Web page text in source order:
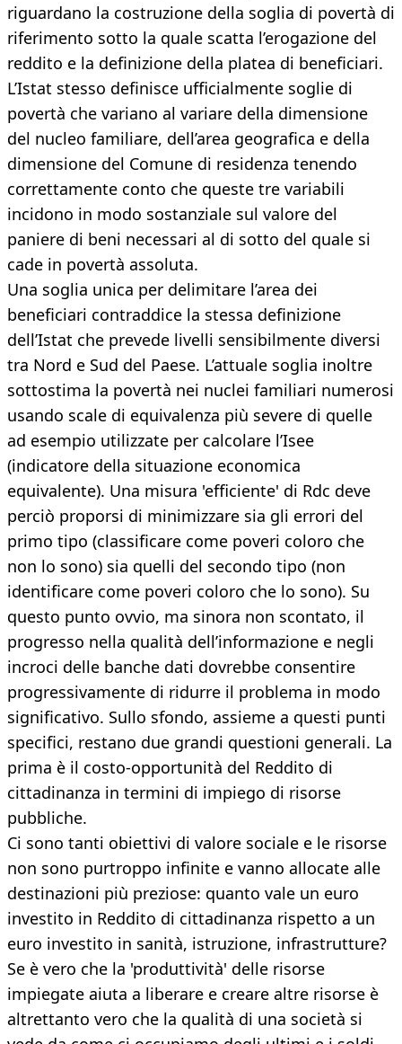
riguardano la costruzione della soglia di povertà di
riferimento sotto la quale scatta l’erogazione del
reddito e la definizione della platea di beneficiari.
L’Istat stesso definisce ufficialmente soglie di
povertà che variano al variare della dimensione
del nucleo familiare, dell’area geografica e della
dimensione del Comune di residenza tenendo
correttamente conto che queste tre variabili
incidono in modo sostanziale sul valore del
paniere di beni necessari al di sotto del quale si
cade in povertà assoluta.
Una soglia unica per delimitare l’area dei
beneficiari contraddice la stessa definizione
dell’Istat che prevede livelli sensibilmente diversi
tra Nord e Sud del Paese. L’attuale soglia inoltre
sottostima la povertà nei nuclei familiari numerosi
usando scale di equivalenza più severe di quelle
ad esempio utilizzate per calcolare l’Isee
(indicatore della situazione economica
equivalente). Una misura 'efficiente' di Rdc deve
perciò proporsi di minimizzare sia gli errori del
primo tipo (classificare come poveri coloro che
non lo sono) sia quelli del secondo tipo (non
identificare come poveri coloro che lo sono). Su
questo punto ovvio, ma sinora non scontato, il
progresso nella qualità dell’informazione e negli
incroci delle banche dati dovrebbe consentire
progressivamente di ridurre il problema in modo
significativo. Sullo sfondo, assieme a questi punti
specifici, restano due grandi questioni generali. La
prima è il costo-opportunità del Reddito di
cittadinanza in termini di impiego di risorse
pubbliche.
Ci sono tanti obiettivi di valore sociale e le risorse
non sono purtroppo infinite e vanno allocate alle
destinazioni più preziose: quanto vale un euro
investito in Reddito di cittadinanza rispetto a un
euro investito in sanità, istruzione, infrastrutture?
Se è vero che la 'produttività' delle risorse
impiegate aiuta a liberare e creare altre risorse è
altrettanto vero che la qualità di una società si